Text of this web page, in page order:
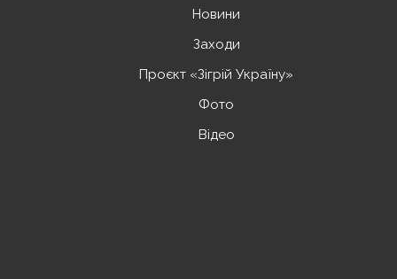
Новини
Заходи
Проєкт «Зігрій Україну»
Фото
Відео